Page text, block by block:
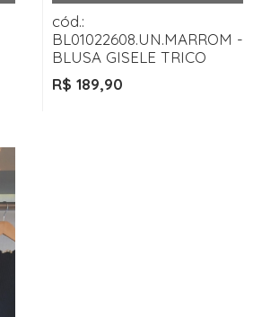
cód.:
BL01022608.UN.MARROM -
BLUSA GISELE TRICO
R$ 189,90